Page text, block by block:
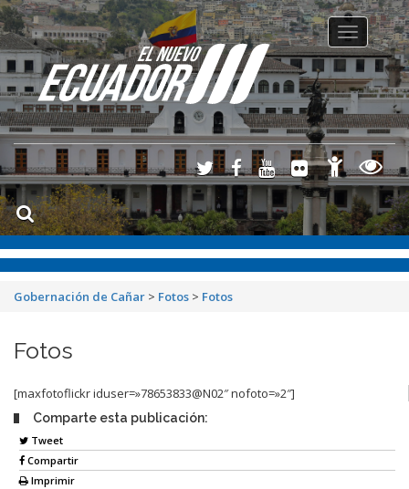
Toggle
navigation
Gobernación de Cañar > Fotos > Fotos
Fotos
[maxfotoflickr iduser=»78653833@N02″ nofoto=»2″]
Comparte esta publicación:
Tweet
Compartir
Imprimir